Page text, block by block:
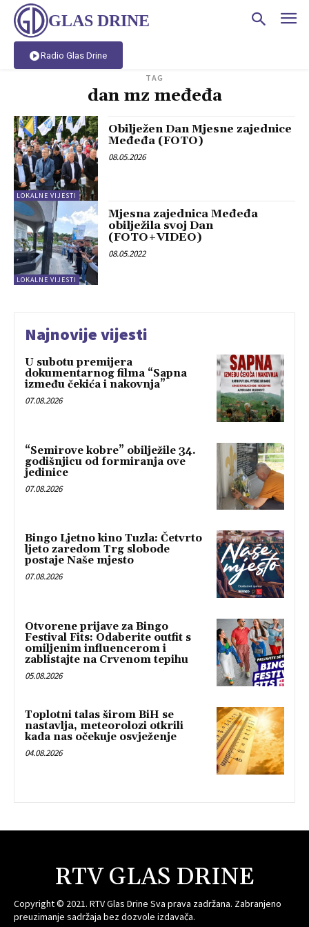
GLAS DRINE
Radio Glas Drine
TAG
dan mz međeđa
LOKALNE VIJESTI
Obilježen Dan Mjesne zajednice
Međeđa (FOTO)
08.05.2026
LOKALNE VIJESTI
Mjesna zajednica Međeđa
obilježila svoj Dan
(FOTO+VIDEO)
08.05.2022
Najnovije vijesti
U subotu premijera
dokumentarnog filma “Sapna
između čekića i nakovnja”
07.08.2026
“Semirove kobre” obilježile 34.
godišnjicu od formiranja ove
jedinice
07.08.2026
Bingo Ljetno kino Tuzla: Četvrto
ljeto zaredom Trg slobode
postaje Naše mjesto
07.08.2026
Otvorene prijave za Bingo
Festival Fits: Odaberite outfit s
omiljenim influencerom i
zablistajte na Crvenom tepihu
05.08.2026
Toplotni talas širom BiH se
nastavlja, meteorolozi otkrili
kada nas očekuje osvježenje
04.08.2026
RTV GLAS DRINE
Copyright © 2021. RTV Glas Drine Sva prava zadržana. Zabranjeno
preuzimanje sadržaja bez dozvole izdavača.